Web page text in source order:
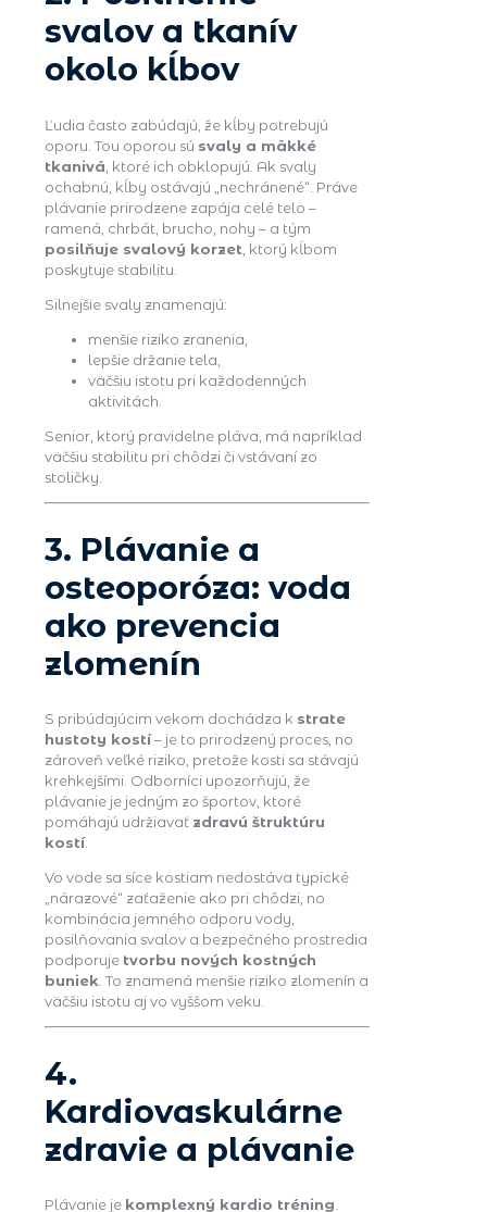
svalov a tkanív
okolo kĺbov
Ľudia často zabúdajú, že kĺby potrebujú
oporu. Tou oporou sú svaly a mäkké
tkanivá , ktoré ich obklopujú. Ak svaly
ochabnú, kĺby ostávajú „nechránené“. Práve
plávanie prirodzene zapája celé telo –
ramená, chrbát, brucho, nohy – a tým
posilňuje svalový korzet , ktorý kĺbom
poskytuje stabilitu.
Silnejšie svaly znamenajú:
menšie riziko zranenia,
lepšie držanie tela,
väčšiu istotu pri každodenných
aktivitách.
Senior, ktorý pravidelne pláva, má napríklad
väčšiu stabilitu pri chôdzi či vstávaní zo
stoličky.
3. Plávanie a
osteoporóza: voda
ako prevencia
zlomenín
S pribúdajúcim vekom dochádza k strate
hustoty kostí– je to prirodzený proces, no
zároveň veľké riziko, pretože kosti sa stávajú
krehkejšími. Odborníci upozorňujú, že
plávanie je jedným zo športov, ktoré
pomáhajú udržiavať zdravú štruktúru
kostí.
Vo vode sa síce kostiam nedostáva typické
„nárazové“ zaťaženie ako pri chôdzi, no
kombinácia jemného odporu vody,
posilňovania svalov a bezpečného prostredia
podporuje tvorbu nových kostných
buniek . To znamená menšie riziko zlomenín a
väčšiu istotu aj vo vyššom veku.
4.
Kardiovaskulárne
zdravie a plávanie
Plávanie je komplexný kardio tréning